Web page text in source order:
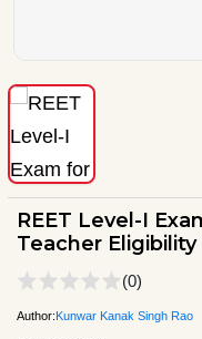
REET Level-I
Teacher
(0)
Author:Kunwar Kanak Singh Rao